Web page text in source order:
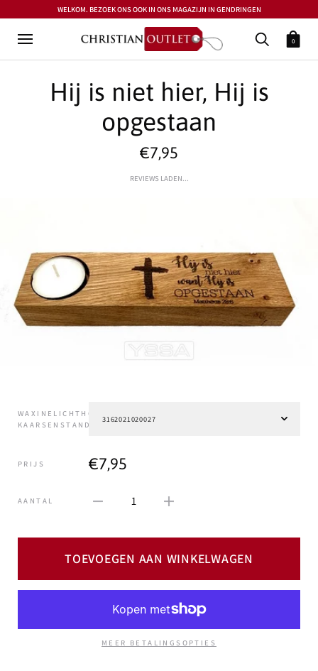
WELKOM. BEZOEK ONS OOK IN ONS MAGAZIJN IN GENDRINGEN
0
Hij is niet hier, Hij is
opgestaan
€7,95
REVIEWS LADEN...
WAXINELICHTHOUDER,
KAARSENSTANDAARD
PRIJS €7,95
AANTAL 1
TOEVOEGEN AAN WINKELWAGEN
MEER BETALINGSOPTIES